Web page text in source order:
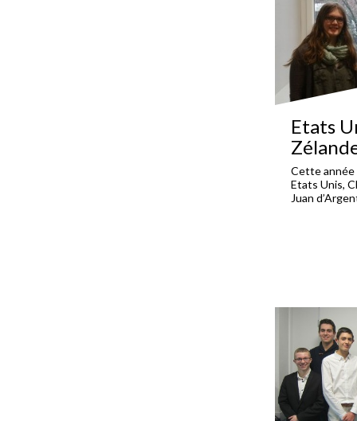
Etats
Cette année
Etats Unis,
Juan